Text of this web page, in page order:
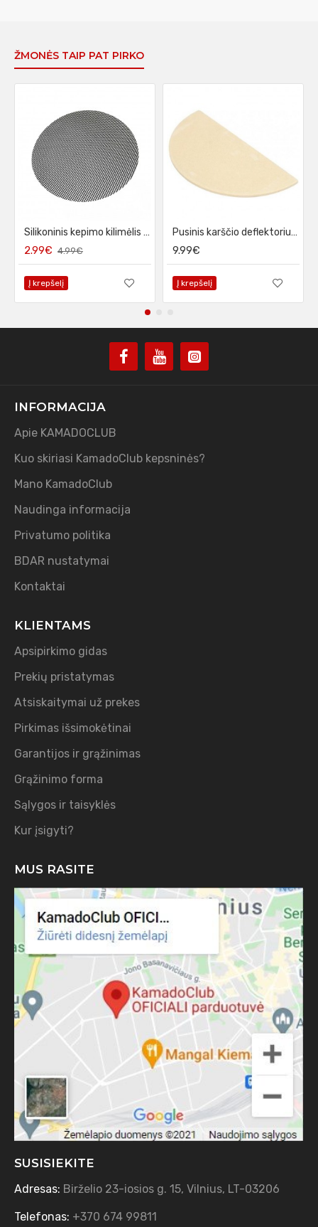
ŽMONĖS TAIP PAT PIRKO
Silikoninis kepimo kilimėlis KamadoClub Junior, 32 cm
2.99€ 4.99€
Į krepšelį
Pusinis karščio deflektorius KamadoClub Junior, 26 cm
9.99€
Į krepšelį
INFORMACIJA
Apie KAMADOCLUB
Kuo skiriasi KamadoClub kepsninės?
Mano KamadoClub
Naudinga informacija
Privatumo politika
BDAR nustatymai
Kontaktai
KLIENTAMS
Apsipirkimo gidas
Prekių pristatymas
Atsiskaitymai už prekes
Pirkimas išsimokėtinai
Garantijos ir grąžinimas
Grąžinimo forma
Sąlygos ir taisyklės
Kur įsigyti?
MUS RASITE
SUSISIEKITE
Adresas: Birželio 23-iosios g. 15, Vilnius, LT-03206
Telefonas: +370 674 99811